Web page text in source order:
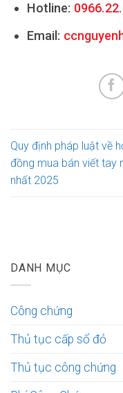
Hotline:
Email:
Quy định pháp luật về
đồng mua bán viết tay
nhất 2025
DANH MỤC
Công chứng
Thủ tục cấp sổ đỏ
Thủ tục công chứng